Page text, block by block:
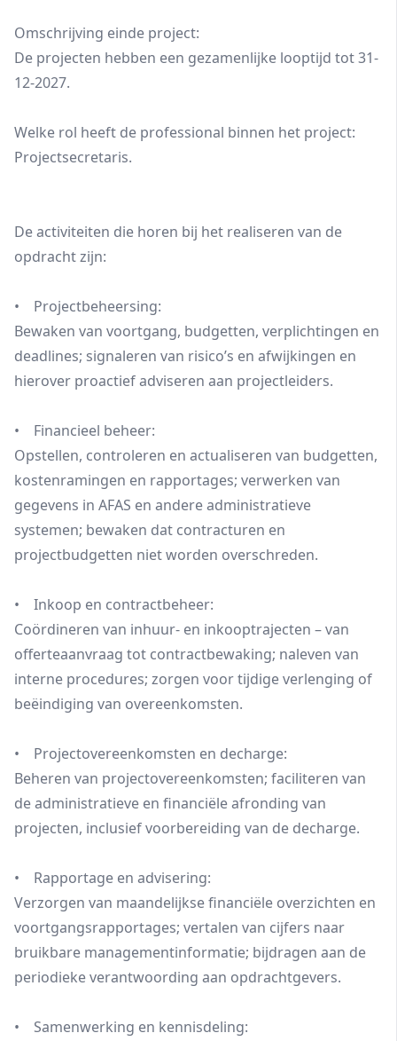
Omschrijving einde project:
De projecten hebben een gezamenlijke looptijd tot 31-
12-2027.
Welke rol heeft de professional binnen het project:
Projectsecretaris.
De activiteiten die horen bij het realiseren van de
opdracht zijn:
• Projectbeheersing:
Bewaken van voortgang, budgetten, verplichtingen en
deadlines; signaleren van risico’s en afwijkingen en
hierover proactief adviseren aan projectleiders.
• Financieel beheer:
Opstellen, controleren en actualiseren van budgetten,
kostenramingen en rapportages; verwerken van
gegevens in AFAS en andere administratieve
systemen; bewaken dat contracturen en
projectbudgetten niet worden overschreden.
• Inkoop en contractbeheer:
Coördineren van inhuur- en inkooptrajecten – van
offerteaanvraag tot contractbewaking; naleven van
interne procedures; zorgen voor tijdige verlenging of
beëindiging van overeenkomsten.
• Projectovereenkomsten en decharge:
Beheren van projectovereenkomsten; faciliteren van
de administratieve en financiële afronding van
projecten, inclusief voorbereiding van de decharge.
• Rapportage en advisering:
Verzorgen van maandelijkse financiële overzichten en
voortgangsrapportages; vertalen van cijfers naar
bruikbare managementinformatie; bijdragen aan de
periodieke verantwoording aan opdrachtgevers.
• Samenwerking en kennisdeling: